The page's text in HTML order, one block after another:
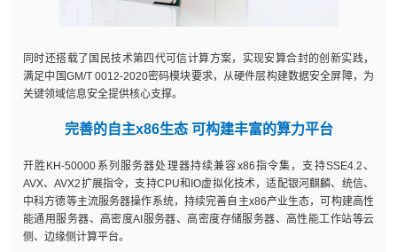
同时还搭载了国民技术第四代可信计算方案，实现安算合封的创新实践，
满足中国GM/T 0012-2020密码模块要求，从硬件层构建数据安全屏障，为
关键领域信息安全提供核心支撑。
完善的自主x86生态 可构建丰富的算力平台
开胜KH-50000系列服务器处理器持续兼容x86指令集，支持SSE4.2、
AVX、AVX2扩展指令，支持CPU和IO虚拟化技术，适配银河麒麟、统信、
中科方德等主流服务器操作系统，持续完善自主x86产业生态，可构建高性
能通用服务器、高密度AI服务器、高密度存储服务器、高性能工作站等云
侧、边缘侧计算平台。